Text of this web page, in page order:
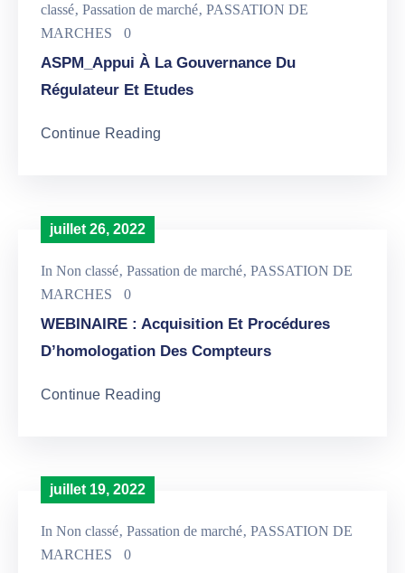
Marchés
Médias
classé‚ Passation de marché‚ PASSATION DE
MARCHES
0
ASPM_Appui À La Gouvernance Du
Régulateur Et Etudes
Continue Reading
juillet 26, 2022
In Non classé‚ Passation de marché‚ PASSATION DE
MARCHES
0
WEBINAIRE : Acquisition Et Procédures
D’homologation Des Compteurs
Continue Reading
juillet 19, 2022
In Non classé‚ Passation de marché‚ PASSATION DE
MARCHES
0